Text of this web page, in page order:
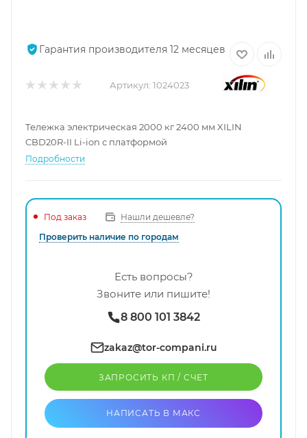
Гарантия производителя 12 месяцев
Артикул: 1024023
Тележка электрическая 2000 кг 2400 мм XILIN
CBD20R-II Li-ion с платформой
Подробности
Под заказ
Нашли дешевле?
Проверить наличие по городам
Есть вопросы?
Звоните или пишите!
8 800 101 3842
zakaz@tor-compani.ru
ЗАПРОСИТЬ КП / CЧЕТ
НАПИСАТЬ В МАКС